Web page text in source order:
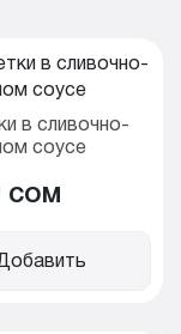
в сливочно-
соусе
cом